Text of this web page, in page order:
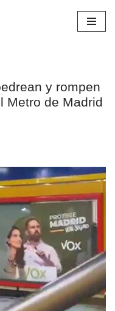
y rompen
Metro de Madrid